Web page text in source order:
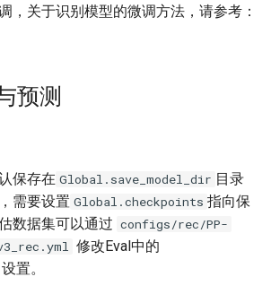
，关于识别模型的微调方法，请参考：
预测
保存在 Global.save_model_dir 目录
需要设置 Global.checkpoints 指向保
数据集可以通过 configs/rec/PP-
修改Eval中的
设置。